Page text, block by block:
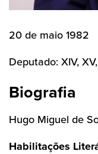
20 de maio 1982
Deputado: XIV,
Biografia
Hugo Miguel de
Habilitações